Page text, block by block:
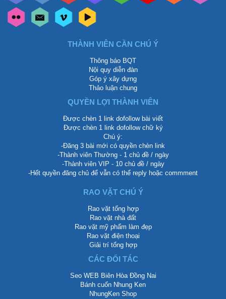
THÀNH VIÊN CẦN CHÚ Ý
Thông báo BQT
Nội quy diễn đàn
Góp ý xây dựng
Thảo luận chung
QUYỀN LỢI THÀNH VIÊN
Được chèn 1 link dofollow bài viết
Được chèn 1 link dofollow chữ ký
Chú ý:
-Đăng 3 bài mới có quyền chèn link
-Thành viên Thường - 1 chủ đề / ngày
-Thành viên VIP - 10 chủ đề / ngày
-Hết quyền đăng chủ để vẫn có thể reply hoặc commment
RAO VẶT CHÚ Ý
Rao vặt tổng hợp
Rao vặt nhà đất
Rao vặt mỹ phẩm làm đẹp
Rao vặt điện thoại
Giải trí tổng hợp
CÁC ĐỐI TÁC
Seo WEB Biên Hòa Đồng Nai
Bánh cuốn Nhung Ken
NhungKen Shop